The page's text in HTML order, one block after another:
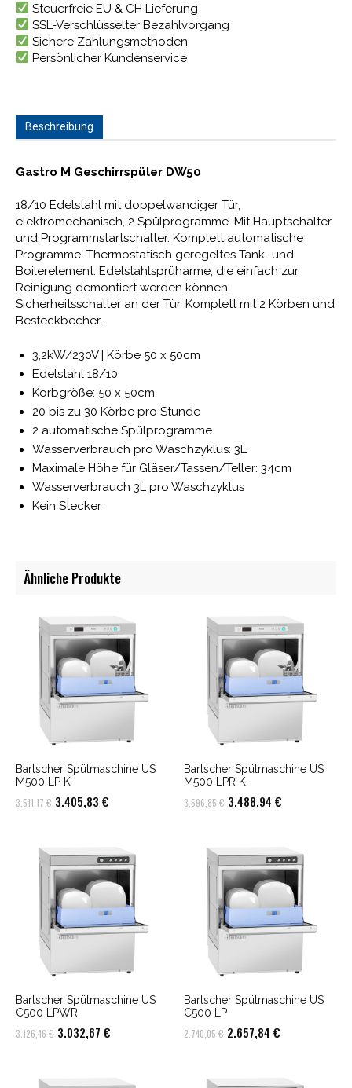
Steuerfreie EU & CH Lieferung
SSL-Verschlüsselter Bezahlvorgang
Sichere Zahlungsmethoden
Persönlicher Kundenservice
Beschreibung
Gastro M Geschirrspüler DW50
18/10 Edelstahl mit doppelwandiger Tür,
elektromechanisch, 2 Spülprogramme. Mit Hauptschalter
und Programmstartschalter. Komplett automatische
Programme. Thermostatisch geregeltes Tank- und
Boilerelement. Edelstahlsprüharme, die einfach zur
Reinigung demontiert werden können.
Sicherheitsschalter an der Tür. Komplett mit 2 Körben und
Besteckbecher.
3,2kW/230V | Körbe 50 x 50cm
Edelstahl 18/10
Korbgröße: 50 x 50cm
20 bis zu 30 Körbe pro Stunde
2 automatische Spülprogramme
Wasserverbrauch pro Waschzyklus: 3L
Maximale Höhe für Gläser/Tassen/Teller: 34cm
Wasserverbrauch 3L pro Waschzyklus
Kein Stecker
Ähnliche Produkte
Bartscher Spülmaschine US
M500 LP K
3.511,17€ Ursprünglicher
3.511,17 €
3.405,83 €
3.405,83 €.
Bartscher Spülmaschine US
M500 LPR K
3.596,85€ Ursprünglicher
3.596,85 €
3.488,94 €
3.488,94 €.
Bartscher Spülmaschine US
C500 LPWR
3.126,46€ Ursprünglicher
3.032,67 €
Bartscher Spülmaschine US
C500 LP
2.740,05€ Ursprünglicher
2.657,84 €